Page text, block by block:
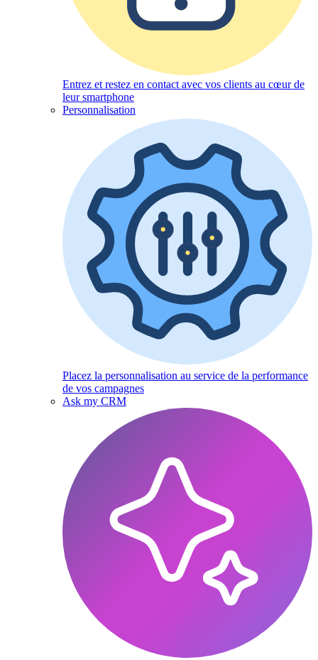
Entrez et restez en contact avec vos clients au cœur de
leur smartphone
Personnalisation
Placez la personnalisation au service de la performance
de vos campagnes
Ask my CRM